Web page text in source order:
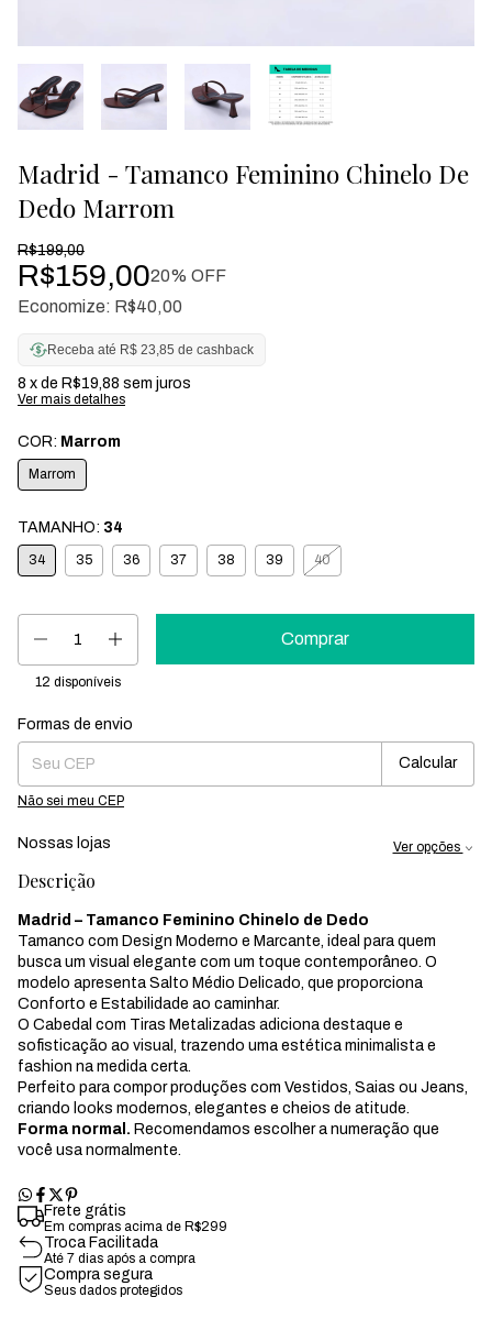
Madrid - Tamanco Feminino Chinelo De
Dedo Marrom
R$199,00
R$159,0020% OFF
Economize: R$40,00
Receba até R$ 23,85 de cashback
8 x de R$19,88 sem juros
Ver mais detalhes
COR: Marrom
Marrom
TAMANHO: 34
34 35 36 37 38 39 40
12 disponíveis
Entregas para o CEP:
Formas de envio
Calcular
Não sei meu CEP
Nossas lojas Ver opções
Descrição
Madrid – Tamanco Feminino Chinelo de Dedo
Tamanco com Design Moderno e Marcante, ideal para quem
busca um visual elegante com um toque contemporâneo. O
modelo apresenta Salto Médio Delicado, que proporciona
Conforto e Estabilidade ao caminhar.
O Cabedal com Tiras Metalizadas adiciona destaque e
sofisticação ao visual, trazendo uma estética minimalista e
fashion na medida certa.
Perfeito para compor produções com Vestidos, Saias ou Jeans,
criando looks modernos, elegantes e cheios de atitude.
Forma normal. Recomendamos escolher a numeração que
você usa normalmente.
Frete grátis
Em compras acima de R$299
Troca Facilitada
Até 7 dias após a compra
Compra segura
Seus dados protegidos